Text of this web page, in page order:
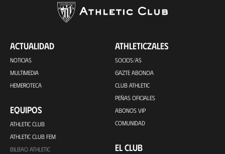
ACTUALIDAD
NOTICIAS
MULTIMEDIA
HEMEROTECA
EQUIPOS
ATHLETIC CLUB
ATHLETIC CLUB FEM
BILBAO ATHLETIC
ATHLETICZALES
SOCIOS/AS
GAZTE ABONOA
CLUB ATHLETIC
PEÑAS OFICIALES
ABONOS VIP
COMUNIDAD
EL CLUB